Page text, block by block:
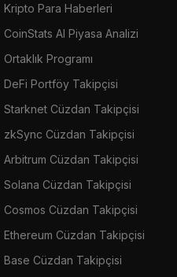
Kripto Para Haberleri
CoinStats AI Piyasa Analizi
Ortaklık Programı
DeFi Portföy Takipçisi
Starknet Cüzdan Takipçisi
zkSync Cüzdan Takipçisi
Arbitrum Cüzdan Takipçisi
Solana Cüzdan Takipçisi
Cosmos Cüzdan Takipçisi
Ethereum Cüzdan Takipçisi
Base Cüzdan Takipçisi